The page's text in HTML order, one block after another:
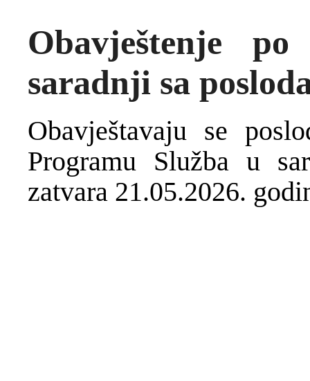
Obavještenje
saradnji sa
Obavještavaju se
Programu Služba u
zatvara 21.05.2026.